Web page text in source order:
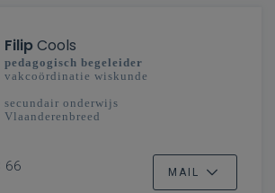
FilipCools
pedagogisch begeleider
vakcoördinatie wiskunde
secundair onderwijs
Vlaanderenbreed
66 MAIL